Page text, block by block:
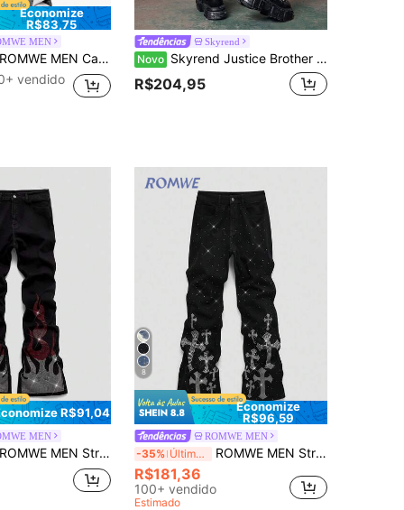
Economize
R$83,75
MEN
MEN Calça Denim Masculina Casual com Remendos Franzidos, Pernas Amplas e Bolsos
vendido
Skyrend
Novo Skyrend Justice Brother 1 Peça Shorts Denim Masculino Estilo Coreano de Rua Design de Transporte com Bordado no Bolso, Calça Cinco Pontos Versátil para Todas as Estações, Solta, Confortável e Perna Larga (Cinto/Acessórios Não Incluídos)
R$204,95
R$91,04
MEN
MEN Street Life Calça Denim Flare Casual Masculina com Padrão de Chama de Strass
8
Economize
R$96,59
ROMWE MEN
-35% Últimos 2 dias ROMWE MEN Street Life Denim Denim Estilo de Rua Masculino com Bolso Diagonal e Gráfico de Cruz de Strass
R$181,36
100+ vendido
Estimado